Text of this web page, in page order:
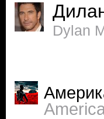
Dylan